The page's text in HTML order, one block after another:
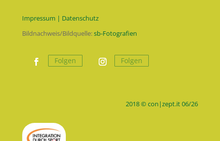
Impressum | Datenschutz
Bildnachweis/Bildquelle:sb-Fotografien
Folgen Folgen
2018 © con|zept.it 06/26